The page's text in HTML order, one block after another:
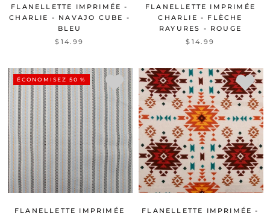
FLANELLETTE IMPRIMÉE -
CHARLIE - NAVAJO CUBE -
BLEU
$14.99
FLANELLETTE IMPRIMÉE
CHARLIE - FLÈCHE
RAYURES - ROUGE
$14.99
ÉCONOMISEZ 50 %
FLANELLETTE IMPRIMÉE
FLANELLETTE IMPRIMÉE -